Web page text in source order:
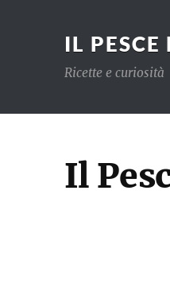
IL
Ricette e curiosità
Il